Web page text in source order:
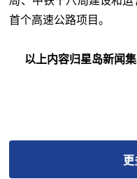
首个高速公路项目。
以上内容归星岛新闻
更